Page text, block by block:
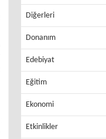
Diğerleri
Donanım
Edebiyat
Eğitim
Ekonomi
Etkinlikler